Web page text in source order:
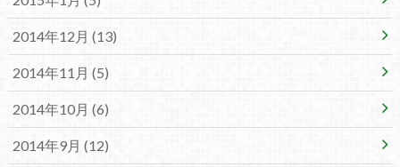
2014年12月 (13)
2014年11月 (5)
2014年10月 (6)
2014年9月 (12)